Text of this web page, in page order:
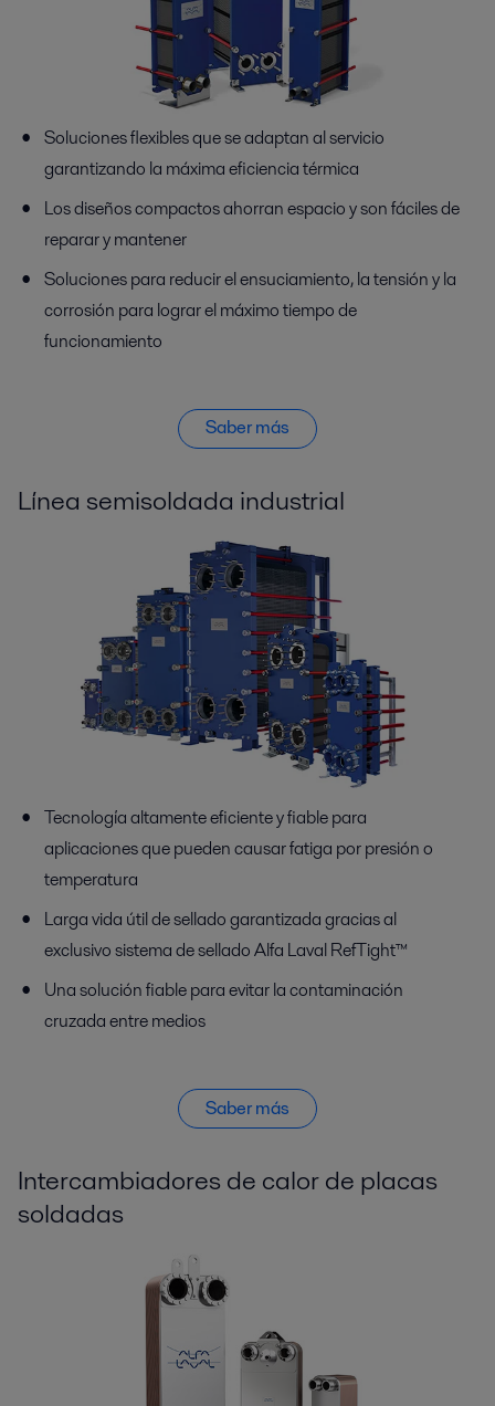
Soluciones flexibles que se adaptan al servicio
garantizando la máxima eficiencia térmica
Los diseños compactos ahorran espacio y son fáciles de
reparar y mantener
Soluciones para reducir el ensuciamiento, la tensión y la
corrosión para lograr el máximo tiempo de
funcionamiento
Saber más
Línea semisoldada industrial
Tecnología altamente eficiente y fiable para
aplicaciones que pueden causar fatiga por presión o
temperatura
Larga vida útil de sellado garantizada gracias al
exclusivo sistema de sellado Alfa Laval RefTight™
Una solución fiable para evitar la contaminación
cruzada entre medios
Saber más
Intercambiadores de calor de placas
soldadas